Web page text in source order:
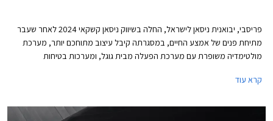
פריסבי, יבואנית ניסאן לישראל, החלה בשיווק ניסאן קשקאי 2024 לאחר שעבר
מתיחת פנים של אמצע החיים, במסגרתה קיבל עיצוב מתוחכם יותר, מערכת
מולטימדיה משופרת עם מערכת הפעלה מבית גוגל, ומערכות בטיחות
קרא עוד